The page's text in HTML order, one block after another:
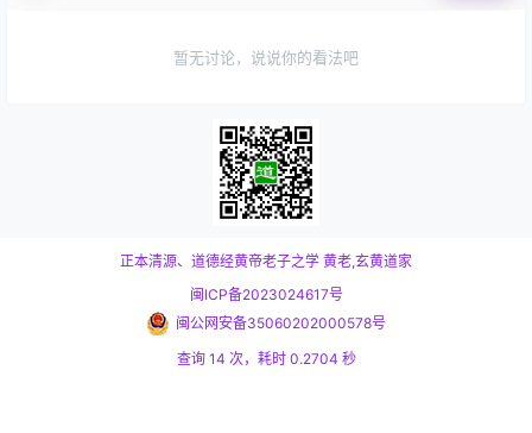
暂无讨论，说说你的看法吧
正本清源、道德经黄帝老子之学 黄老,玄黄道家
闽ICP备2023024617号
闽公网安备35060202000578号
查询 14 次，耗时 0.2704 秒